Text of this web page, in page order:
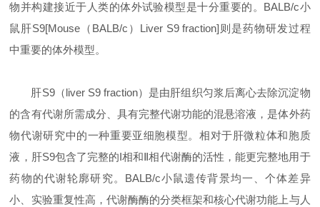
物并构建接近于人类的体外试验模型是十分重要的。BALB/c小
鼠肝S9[Mouse（BALB/c）Liver S9 fraction]则是药物研发过程
中重要的体外模型。
肝S9（liver S9 fraction）是由肝组织匀浆后离心去除沉淀物
的含有代谢所需成分、具有完整代谢功能的混悬溶液，是体外药
物代谢研究中的一种重要亚细胞模型。相对于肝微粒体和胞质
液，肝S9包含了完整的I相和Ⅱ相代谢酶的活性，能更完整地用于
药物的代谢轮廓研究。BALB/c小鼠遗传背景均一、个体差异
小、实验重复性高，代谢酶酶的分类框架和核心代谢功能上与人